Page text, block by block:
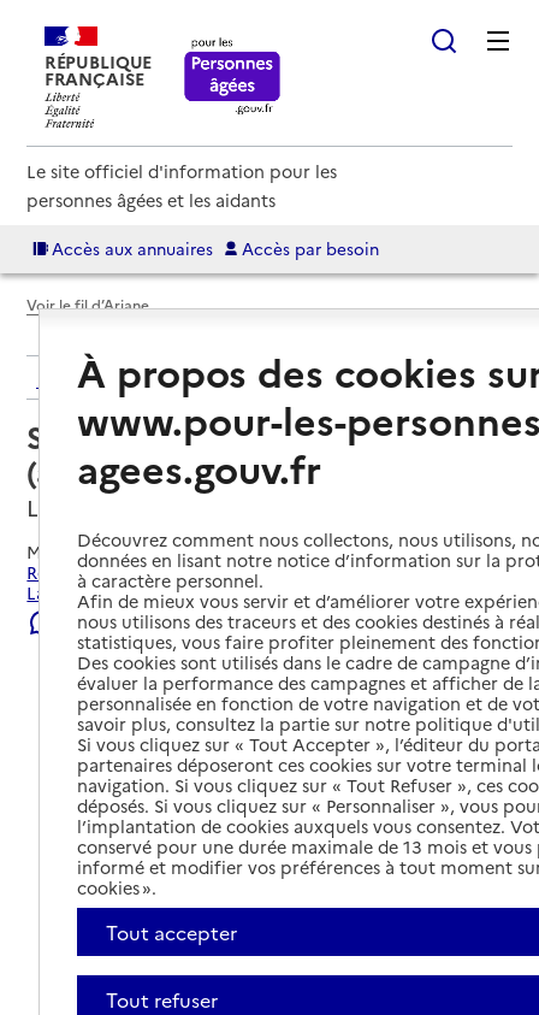
RÉPUBLIQUE
FRANÇAISE
Le site officiel d'information pour les
personnes âgées et les aidants
Accès aux annuaires Accès par besoin
Voir le fil d’Ariane
Retour aux résultats de l'annuaire
Service autonomie à domicile
(aide) – Objectif Emergence
Lattes, HERAULT
Mis à jour le23/07/2026
Rechercher les établissements et services autour de
Lattes.
Signaler une erreur
À propos des cookies
www.pour-les-
agees.gouv.fr
Découvrez comment nous collectons, nous utilisons,
données en lisant notre notice d’information sur la
à caractère personnel.
Afin de mieux vous servir et d’améliorer votre
nous utilisons des traceurs et des cookies destinés à
statistiques, vous faire profiter pleinement des
Des cookies sont utilisés dans le cadre de campagne
évaluer la performance des campagnes et afficher de
personnalisée en fonction de votre navigation et de
savoir plus, consultez la partie sur notre politique
Si vous cliquez sur « Tout Accepter », l’éditeur du
partenaires déposeront ces cookies sur votre terminal
navigation. Si vous cliquez sur « Tout Refuser », ces
déposés. Si vous cliquez sur « Personnaliser », vous
l’implantation de cookies auxquels vous consentez.
conservé pour une durée maximale de 13 mois et
informé et modifier vos préférences à tout moment
cookies ».
Tout accepter
Tout refuser